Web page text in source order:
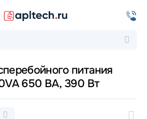
питания
650 ВА, 390 Вт